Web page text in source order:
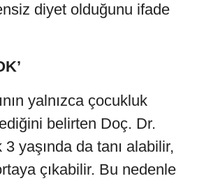
diyet olduğunu ifade
yalnızca çocukluk
belirten Doç. Dr.
yaşında da tanı alabilir,
çıkabilir. Bu nedenle